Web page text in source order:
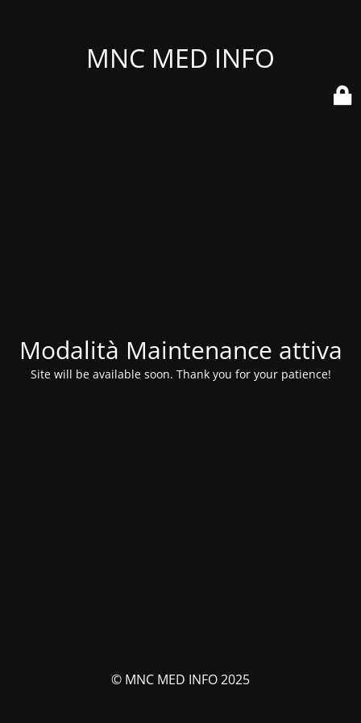
MNC MED INFO
Modalità Maintenance attiva
Site will be available soon. Thank you for your patience!
© MNC MED INFO 2025